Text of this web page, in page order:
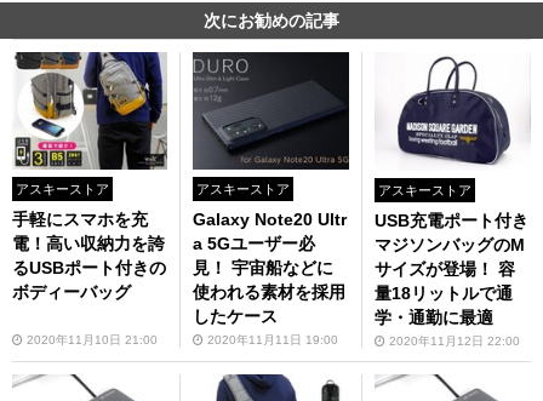
次にお勧めの記事
アスキーストア
手軽にスマホを充
電！高い収納力を誇
るUSBポート付きの
ボディーバッグ
2020年11月10日 21:00
アスキーストア
Galaxy Note20 Ultr
a 5Gユーザー必
見！ 宇宙船などに
使われる素材を採用
したケース
2020年11月11日 19:00
アスキーストア
USB充電ポート付き
マジソンバッグのM
サイズが登場！ 容
量18リットルで通
学・通勤に最適
2020年11月12日 22:00